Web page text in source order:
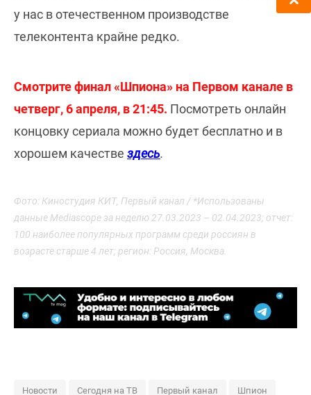
у нас в отечественном производстве
телеконтента крайне редко.
Смотрите финал «Шпиона» на Первом канале в
четверг, 6 апреля, в 21:45. Посмотреть онлайн
концовку сериала можно будет бесплатно и в
хорошем качестве здесь.
Фото: Киностудия КИТ, Первый канал / *Использованы
данные Mediascope за неделю 27.03.2023 – 02.04.2023; отчет:
100 наиболее популярных программ среди россиян в
возрасте старше 4 лет; регион: Россия, Москва.
Новости Сегодня на ТВ Первый канал Шпион